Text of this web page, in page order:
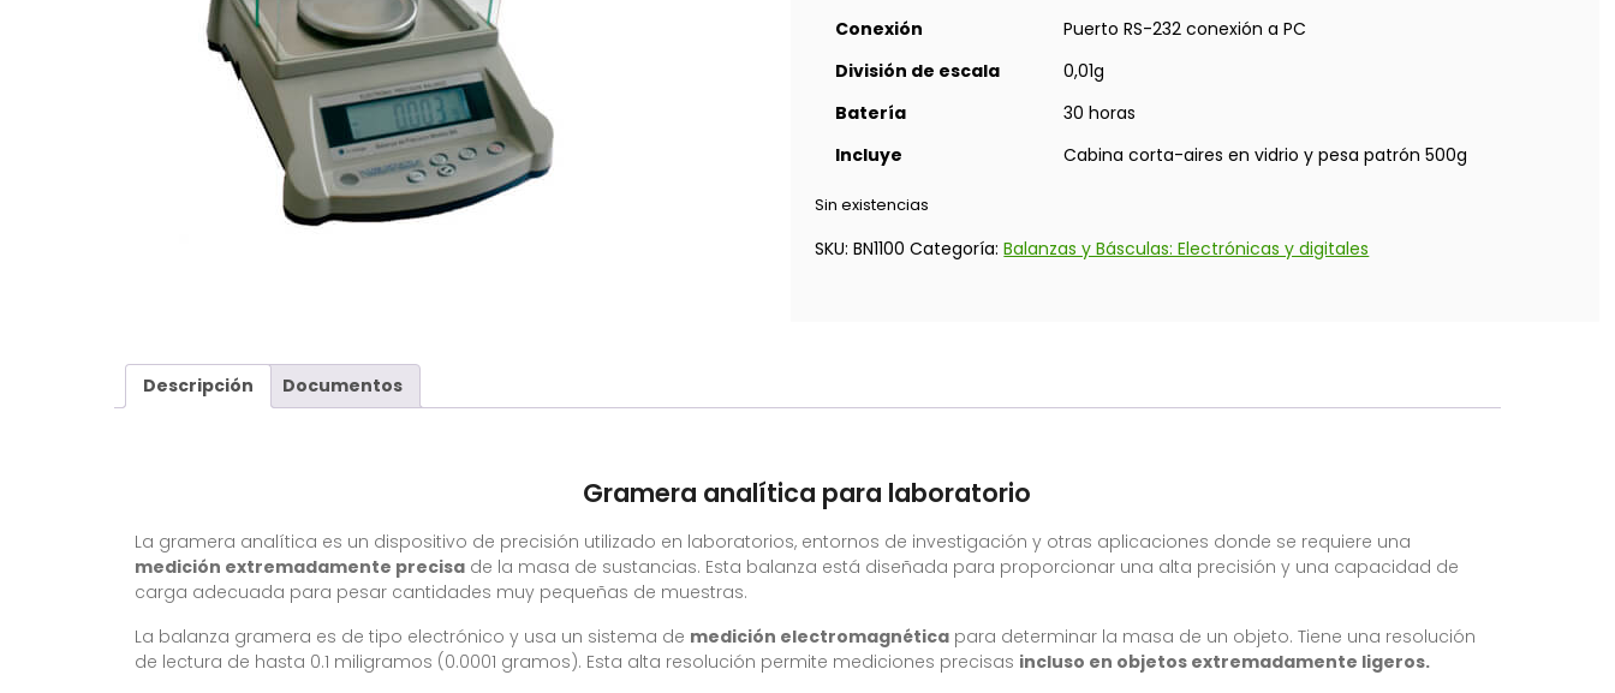
Conexión
Puerto RS-232 conexión a PC
División de escala
0,01g
Batería
30 horas
Incluye
Cabina corta-aires en vidrio y pesa patrón 500g
Sin existencias
SKU:BN1100 Categoría:Balanzas y Básculas: Electrónicas y digitales
Descripción Documentos
Gramera analítica para laboratorio
La gramera analítica es un dispositivo de precisión utilizado en laboratorios, entornos de investigación y otras aplicaciones donde se requiere una
medición extremadamente precisade la masa de sustancias. Esta balanza está diseñada para proporcionar una alta precisión y una capacidad de
carga adecuada para pesar cantidades muy pequeñas de muestras.
La balanza gramera es de tipo electrónico y usa un sistema de medición electromagnéticapara determinar la masa de un objeto. Tiene una resolución
de lectura de hasta 0.1 miligramos (0.0001 gramos). Esta alta resolución permite mediciones precisas incluso en objetos extremadamente ligeros.